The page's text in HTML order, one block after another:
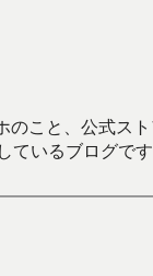
こと、公式
ているブログ